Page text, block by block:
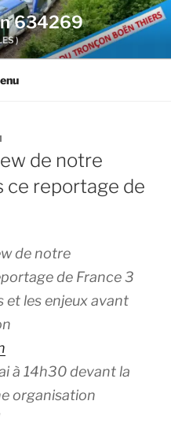
634269
)
de notre
ce reportage de
de notre
de France 3
et les enjeux avant
à 14h30 devant la
organisation